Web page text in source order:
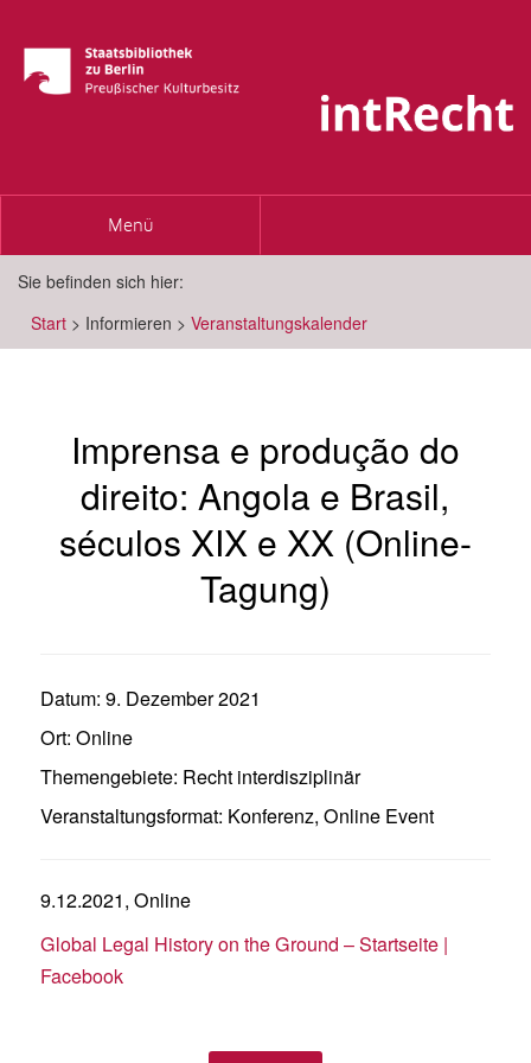
Toggle
Menü
Sie befinden sich hier:
Start > Informieren > Veranstaltungskalender
Imprensa e produção do
direito: Angola e Brasil,
séculos XIX e XX (Online-
Tagung)
Datum: 9. Dezember 2021
Ort: Online
Themengebiete: Recht interdisziplinär
Veranstaltungsformat: Konferenz, Online Event
9.12.2021, Online
Global Legal History on the Ground – Startseite |
Facebook